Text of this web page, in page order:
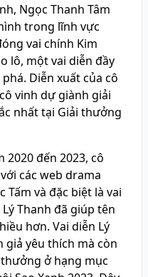
Ngọc Thanh Tâm
trong lĩnh vực
vai chính Kim
lô, một vai diễn đầy
Diễn xuất của cô
vinh dự giành giải
nhất tại Giải thưởng
đến 2023, cô
các web drama
Tấm và đặc biệt là vai
Thanh đã giúp tên
hơn. Vai diễn Lý
giả yêu thích mà còn
ở hạng mục